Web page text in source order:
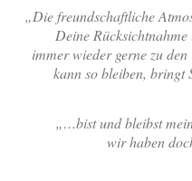
„Die freundschaftliche
Deine
immer wieder gerne zu
kann so bleiben, bringt
„…bist und bleibst
wir haben